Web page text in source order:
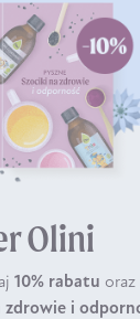
Olini
10% rabatu
zdrowie i